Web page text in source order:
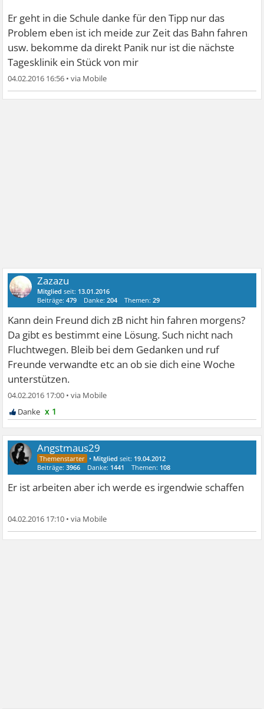
Er geht in die Schule danke für den Tipp nur das
Problem eben ist ich meide zur Zeit das Bahn fahren
usw. bekomme da direkt Panik nur ist die nächste
Tagesklinik ein Stück von mir
04.02.2016 16:56 •
Zazazu
Mitglied seit: 13.01.2016
Beiträge:479 Danke:204 Themen:29
Kann dein Freund dich zB nicht hin fahren morgens?
Da gibt es bestimmt eine Lösung. Such nicht nach
Fluchtwegen. Bleib bei dem Gedanken und ruf
Freunde verwandte etc an ob sie dich eine Woche
unterstützen.
04.02.2016 17:00 •
x 1
Angstmaus29
• Mitglied seit: 19.04.2012
Beiträge:3966 Danke: 1441 Themen: 108
Er ist arbeiten aber ich werde es irgendwie schaffen
04.02.2016 17:10 •